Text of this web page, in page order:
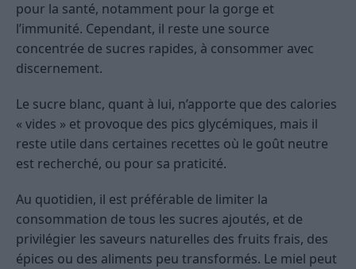
pour la santé, notamment pour la gorge et
l’immunité. Cependant, il reste une source
concentrée de sucres rapides, à consommer avec
discernement.
Le sucre blanc, quant à lui, n’apporte que des calories
« vides » et provoque des pics glycémiques, mais il
reste utile dans certaines recettes où le goût neutre
est recherché, ou pour sa praticité.
Au quotidien, il est préférable de limiter la
consommation de tous les sucres ajoutés, et de
privilégier les saveurs naturelles des fruits frais, des
épices ou des aliments peu transformés. Le miel peut